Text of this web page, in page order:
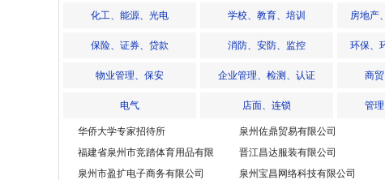
福建美可纸业有
属
化工、能源、光电 学校、教育、培训 房地产
保险、证券、贷款 消防、安防、监控 环保、
物业管理、保安 企业管理、检测、认证 商
电气 店面、连锁 管
华侨大学专家招待所 泉州佐鼎贸易有限公司
福建省泉州市竞踏体育用品有限
公司
晋江昌达服装有限公司
泉州市盈扩电子商务有限公司
泉州宝昌网络科技有限公司